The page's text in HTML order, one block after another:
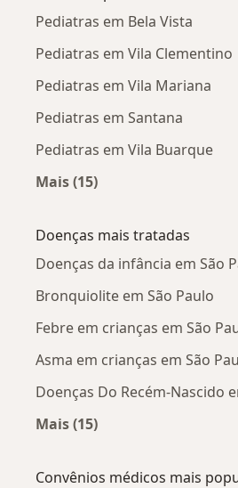
Pediatras em Bela Vista
Pediatras em Vila Clementino
Pediatras em Vila Mariana
Pediatras em Santana
Pediatras em Vila Buarque
Mais (15)
Doenças mais tratadas
Doenças da infância em São
Bronquiolite em São Paulo
Febre em crianças em São
Asma em crianças em São
Doenças Do Recém-Nascido
Mais (15)
Convênios médicos mais